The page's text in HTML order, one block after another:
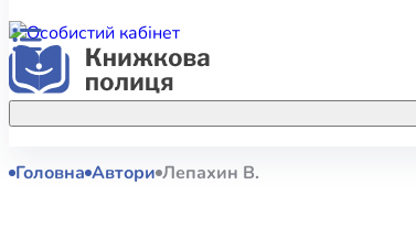
Акційні пропозиції
Головна Автори Лепахин В.